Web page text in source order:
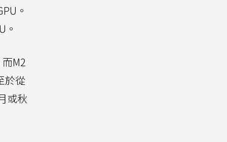
。
。
M2
於從
或秋